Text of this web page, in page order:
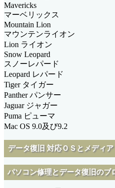
Mavericks
マーベリックス
Mountain Lion
マウンテンライオン
Lion ライオン
Snow Leopard
スノーレパード
Leopard レパード
Tiger タイガー
Panther パンサー
Jaguar ジャガー
Puma ピューマ
Mac OS 9.0及び9.2
データ復旧 対応ＯＳとメディア
パソコン修理とデータ復旧のブ